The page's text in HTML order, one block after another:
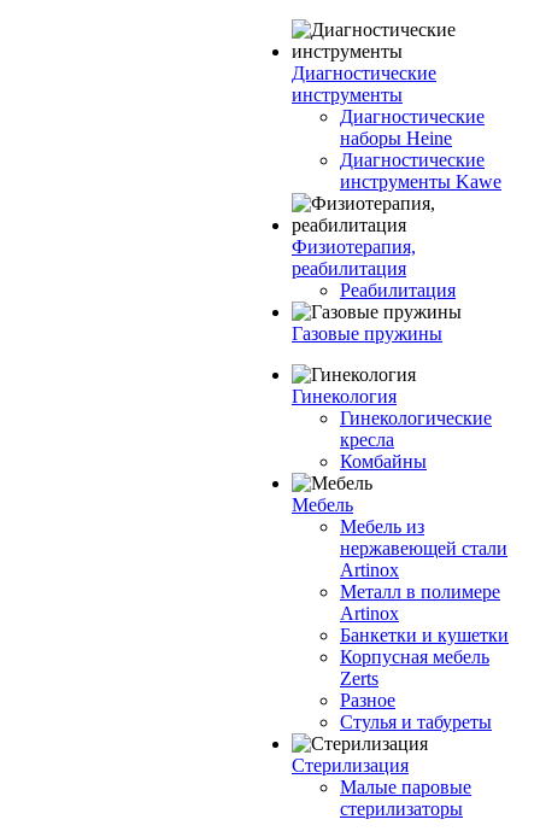
Диагностические
инструменты
Диагностические
наборы Heine
Диагностические
инструменты Kawe
Физиотерапия,
реабилитация
Реабилитация
Газовые пружины
Гинекология
Гинекологические
кресла
Комбайны
Мебель
Мебель из
нержавеющей стали
Artinox
Металл в полимере
Artinox
Банкетки и кушетки
Корпусная мебель
Zerts
Разное
Стулья и табуреты
Стерилизация
Малые паровые
стерилизаторы